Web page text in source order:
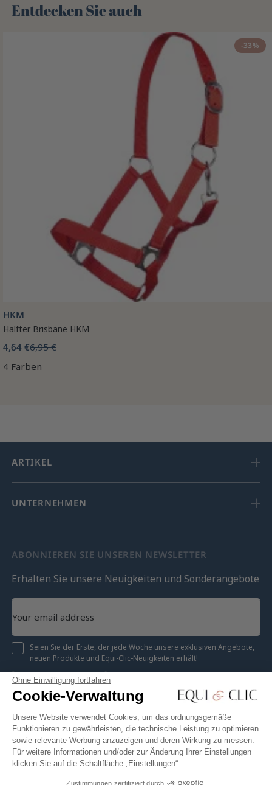
Ohne Einwilligung fortfahren
Cookie-Verwaltung
Unsere Website verwendet Cookies, um das ordnungsgemäße
Funktionieren zu gewährleisten, die technische Leistung zu optimieren
sowie relevante Werbung anzuzeigen und deren Wirkung zu messen.
Für weitere Informationen und/oder zur Änderung Ihrer Einstellungen
klicken Sie auf die Schaltfläche „Einstellungen“.
Zustimmungen zertifiziert durch
Entdecken Sie auch 🌻
-33%
HKM
Halfter Brisbane HKM
4,64 €6,95 €
4 Farben
ARTIKEL
UNTERNEHMEN
ABONNIEREN SIE UNSEREN NEWSLETTER
Erhalten Sie unsere Neuigkeiten und Sonderangebote
Seien Sie der Erste, der jede Woche unsere exklusiven Angebote,
neuen Produkte und Equi-Clic-Neuigkeiten erhält!
Registrieren
Facebook Twitter
YouTube
Pinterest
Instagram